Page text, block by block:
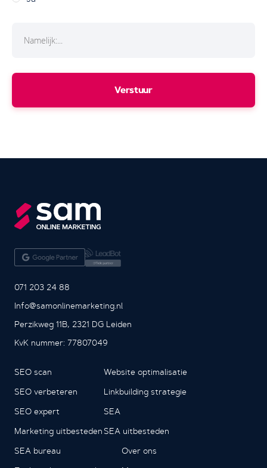
Verstuur
071 203 24 88
Info@samonlinemarketing.nl
Perzikweg 11B, 2321 DG Leiden
KvK nummer: 77807049
SEO scan
SEO verbeteren
SEO expert
Marketing uitbesteden
Website optimalisatie
Linkbuilding strategie
SEA
SEA uitbesteden
SEA bureau
Over ons